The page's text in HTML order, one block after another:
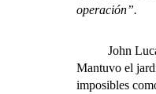
operación”.
John Lucas
Mantuvo el
imposibles